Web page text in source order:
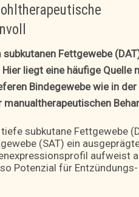
Fettgewebe
liegt eine häufige Quelle
Bindegewebe wie in
subkutane Fettgewebe
(SAT) ein
aufweist
Potenzial für